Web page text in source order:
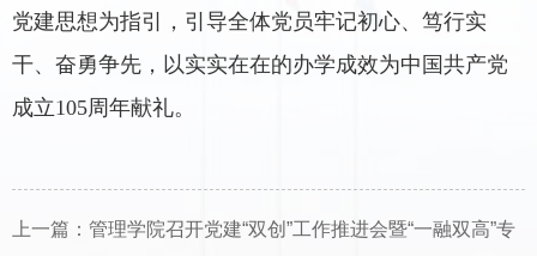
党建思想为指引，引导全体党员牢记初心、笃行实
干、奋勇争先，以实实在在的办学成效为中国共产党
成立105周年献礼。
上一篇： 管理学院召开党建“双创”工作推进会暨“一融双高”专